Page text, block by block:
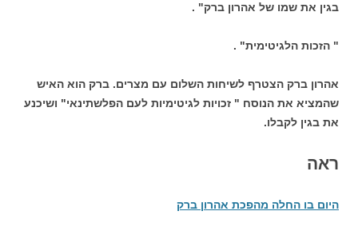
בגין את שמו של אהרון ברק" .
" הזכות הלגיטימית" .
אהרון ברק הצטרף לשיחות השלום עם מצרים. ברק הוא האיש
שהמציא את הנוסח " זכויות לגיטימיות לעם הפלשתינאי" ושיכנע
את בגין לקבלו.
ראה
היום בו החלה מהפכת אהרון ברק